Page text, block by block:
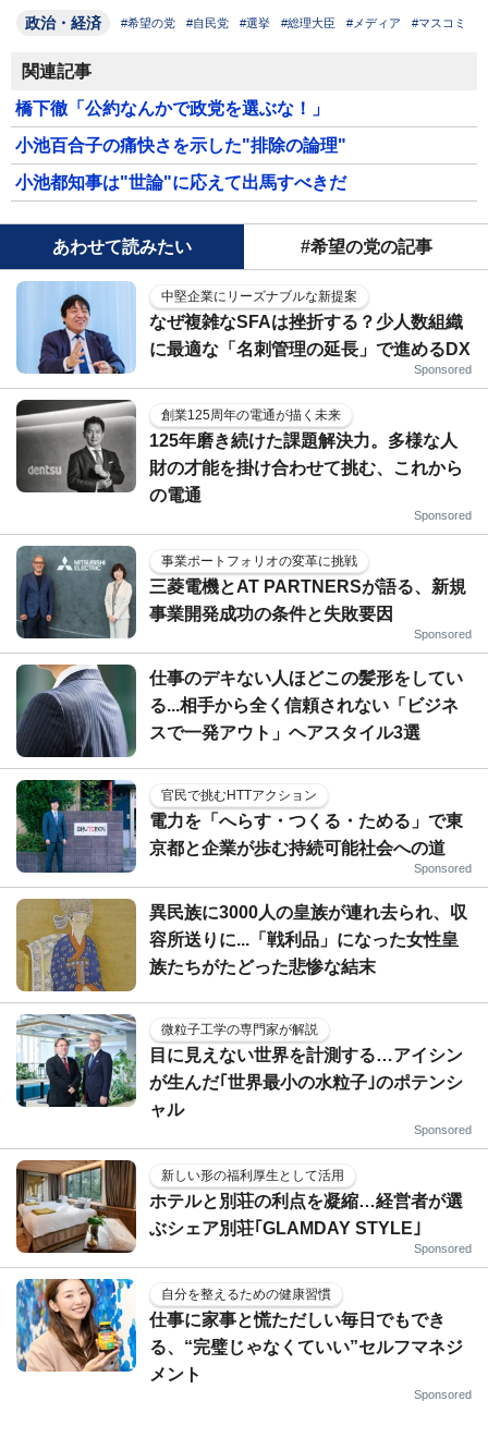
政治・経済 #希望の党 #自民党 #選挙 #総理大臣 #メディア #マスコミ
関連記事
橋下徹「公約なんかで政党を選ぶな！」
小池百合子の痛快さを示した"排除の論理"
小池都知事は"世論"に応えて出馬すべきだ
あわせて読みたい #希望の党の記事
中堅企業にリーズナブルな新提案
なぜ複雑なSFAは挫折する？少人数組織
に最適な「名刺管理の延長」で進めるDX
Sponsored
創業125周年の電通が描く未来
125年磨き続けた課題解決力。多様な人
財の才能を掛け合わせて挑む、これから
の電通
Sponsored
事業ポートフォリオの変革に挑戦
三菱電機とAT PARTNERSが語る、新規
事業開発成功の条件と失敗要因
Sponsored
仕事のデキない人ほどこの髪形をしてい
る...相手から全く信頼されない「ビジネ
スで一発アウト」ヘアスタイル3選
官民で挑むHTTアクション
電力を「へらす・つくる・ためる」で東
京都と企業が歩む持続可能社会への道
Sponsored
異民族に3000人の皇族が連れ去られ、収
容所送りに...「戦利品」になった女性皇
族たちがたどった悲惨な結末
微粒子工学の専門家が解説
目に見えない世界を計測する…アイシン
が生んだ｢世界最小の水粒子｣のポテンシ
ャル
Sponsored
新しい形の福利厚生として活用
ホテルと別荘の利点を凝縮…経営者が選
ぶシェア別荘｢GLAMDAY STYLE｣
Sponsored
自分を整えるための健康習慣
仕事に家事と慌ただしい毎日でもでき
る、“完璧じゃなくていい”セルフマネジ
メント
Sponsored